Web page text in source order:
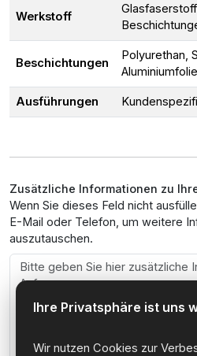
Werkstoff
Beschichtungen
Polyurethan,
Ausführungen
Zusätzliche Informationen zu
Wenn Sie dieses Feld nicht
E-Mail oder Telefon, um weitere
auszutauschen.
Ihre Privatsphäre ist uns
Wir nutzen Cookies zur